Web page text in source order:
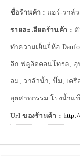
ชื่อร้านค้า : แอร์-วาล์
รายละเอียดร้านค้า :
ทำความเย็นยี่ห้อ
ลิก ฟลูอิดคอนโทรล, อุ
ลม, วาล์วน้ำ, ปั๊ม, เค
อุตสาหกรรม โรงน้ำแข็
Url ของร้านค้า :